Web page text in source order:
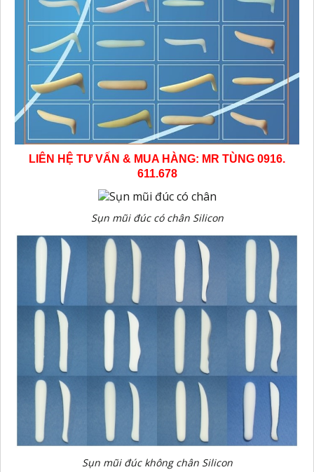
LIÊN HỆ TƯ VẤN & MUA HÀNG: MR TÙNG 0916.
611.678
Sụn mũi đúc có chân Silicon
Sụn mũi đúc không chân Silicon